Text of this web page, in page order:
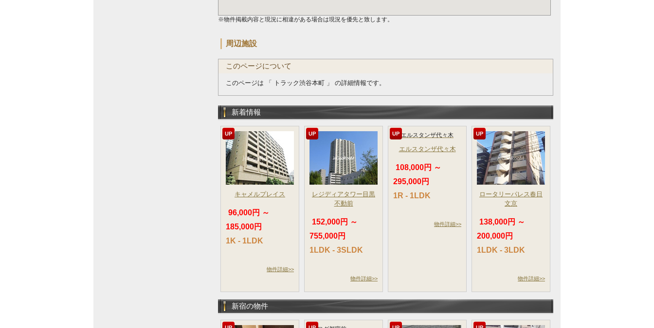
※物件掲載内容と現況に相違がある場合は現況を優先と致します。
周辺施設
このページについて
このページは 「 トラック渋谷本町 」 の詳細情報です。
新着情報
UP
キャメルプレイス
96,000円 ～
185,000円
1K - 1LDK
物件詳細>>
UP
レジディアタワー目黒
不動前
152,000円 ～
755,000円
1LDK - 3SLDK
物件詳細>>
UP
エルスタンザ代々木
108,000円 ～
295,000円
1R - 1LDK
物件詳細>>
UP
ロータリーパレス春日
文京
138,000円 ～
200,000円
1LDK - 3LDK
物件詳細>>
新宿の物件